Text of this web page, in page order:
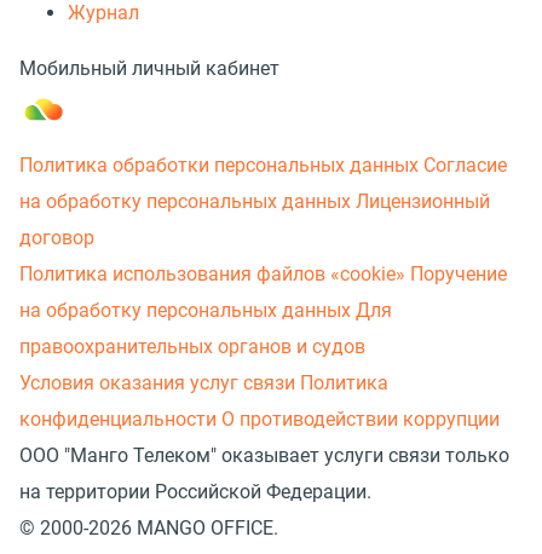
Журнал
Мобильный личный кабинет
Политика обработки персональных данных Согласие
на обработку персональных данных Лицензионный
договор
Политика использования файлов «cookie» Поручение
на обработку персональных данных Для
правоохранительных органов и судов
Условия оказания услуг связи Политика
конфиденциальности О противодействии коррупции
ООО "Манго Телеком" оказывает услуги связи только
на территории Российской Федерации.
© 2000-2026 MANGO OFFICE.